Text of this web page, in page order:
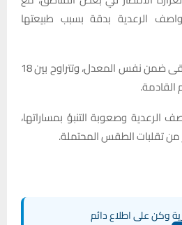
الرعدية بدقة بسبب طبيعتها
وتابع، أن درجات الحرارة ستبقى ضمن نفس المعدل، وتتراوح بين 18
وصعوبة التنبؤ بمساراتها،
من تقلبات الطقس المحتملة.
وكن على اطلاع دائم